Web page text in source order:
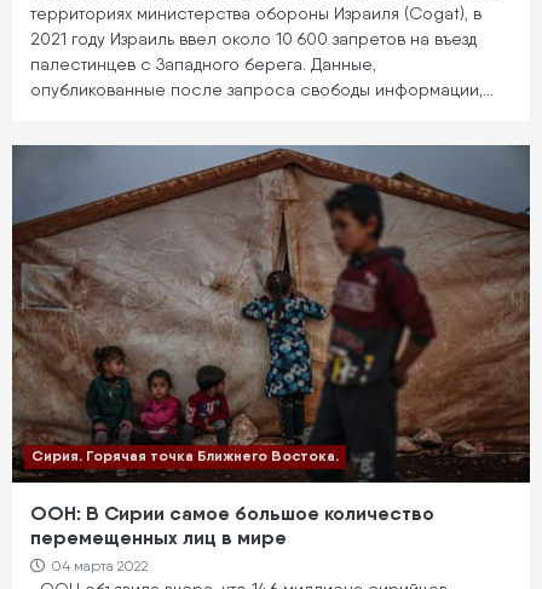
территориях министерства обороны Израиля (Cogat), в
2021 году Израиль ввел около 10 600 запретов на въезд
палестинцев с Западного берега. Данные,
опубликованные после запроса свободы информации,…
Сирия. Горячая точка Ближнего Востока.
ООН: В Сирии самое большое количество
перемещенных лиц в мире
04 марта 2022